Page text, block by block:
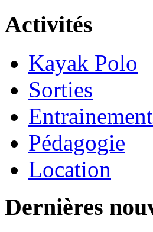
Activités
Kayak Polo
Sorties
Pédagogie
Location
Dernières